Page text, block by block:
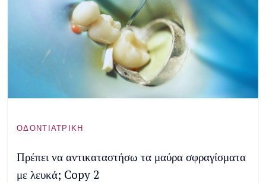
ΟΔΟΝΤΙΑΤΡΙΚΉ
Πρέπει να αντικαταστήσω τα μαύρα σφραγίσματα
με λευκά; Copy 2